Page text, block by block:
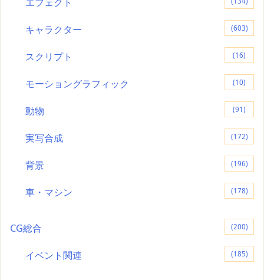
キャラクター (603)
スクリプト (16)
モーショングラフィック (10)
動物 (91)
実写合成 (172)
背景 (196)
車・マシン (178)
CG総合 (200)
イベント関連 (185)